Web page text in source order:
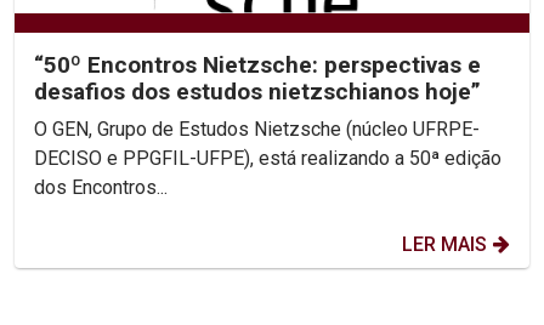
“50º Encontros Nietzsche: perspectivas e
desafios dos estudos nietzschianos hoje”
O GEN, Grupo de Estudos Nietzsche (núcleo UFRPE-
DECISO e PPGFIL-UFPE), está realizando a 50ª edição
dos Encontros...
LER MAIS